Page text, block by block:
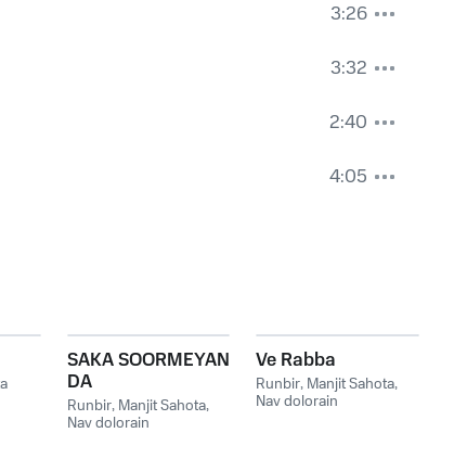
3:26
3:32
2:40
4:05
SAKA SOORMEYAN
DA
Runbir, Manjit Sahota,
Nav dolorain
Ve Rabba
Runbir, Manjit Sahota,
Nav dolorain